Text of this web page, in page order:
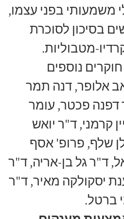
משמעותי בפני עצמו,
בסיכון לסוכרת
נוספים
אלופר, דנה תמר
דפנה פכטר, עומר
קרמני, ד"ר יואש
שלף, פרופ' אסף
ד"ר גל בן-אריה, ד"ר
יסקולקה מאיר, ד"ר
ברטל.